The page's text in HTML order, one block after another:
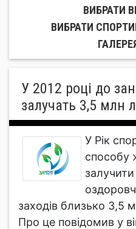
ВИБРАТИ
ВИБРАТИ
У 2012 році до
залучать 3,5 млн
У Рік
способу
заходів близько 3,5
Про це повідомив у